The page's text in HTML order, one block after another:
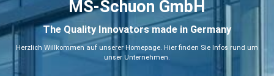
MS-Schuon GmbH
The Quality Innovators made in Germany
Herzlich Willkommen auf unserer Homepage. Hier finden Sie Infos rund um
unser Unternehmen.